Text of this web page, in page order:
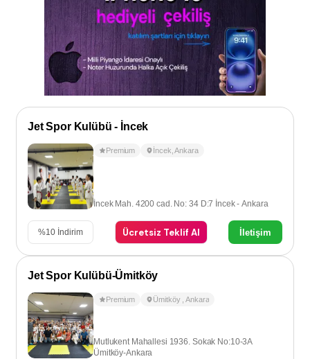
Jet Spor Kulübü - İncek
Premium İncek ,Ankara
İncek Mah. 4200 cad. No: 34 D:7 İncek - Ankara
%10 İndirim Ücretsiz Teklif Al İletişim
Jet Spor Kulübü-Ümitköy
Premium Ümitköy ,Ankara
Mutlukent Mahallesi 1936. Sokak No:10-3A
Ümitköy-Ankara